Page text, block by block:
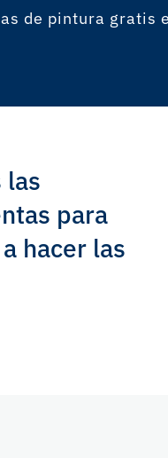
de pintura gratis
las
para
hacer las